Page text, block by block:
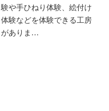
験や手ひねり体験、絵付け
体験などを体験できる工房
がありま…